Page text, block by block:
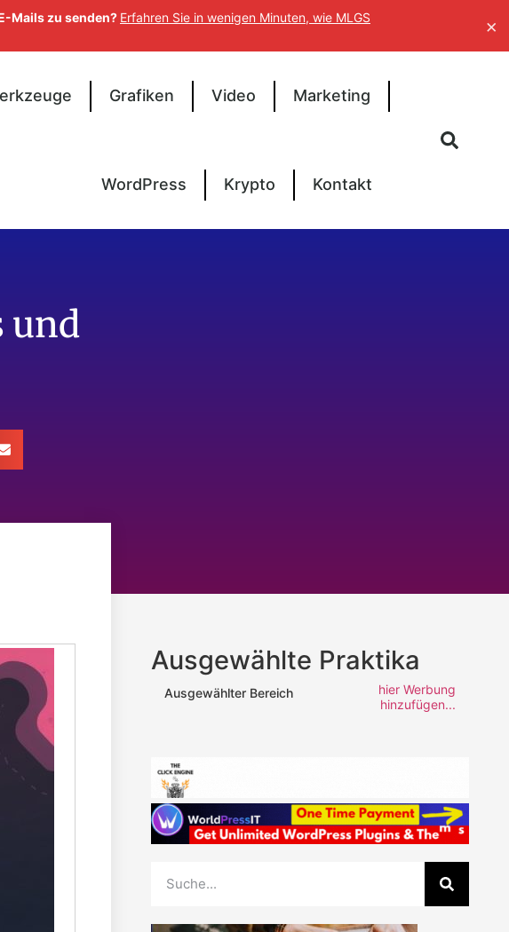
Grafiken Video Marketing
WordPress Krypto Kontakt
und
Ausgewählte Praktika
Ausgewählter Bereich
hier Werbung
hinzufügen...
Mails zu senden? Erfahren Sie in wenigen Minuten, wie MLGS
×